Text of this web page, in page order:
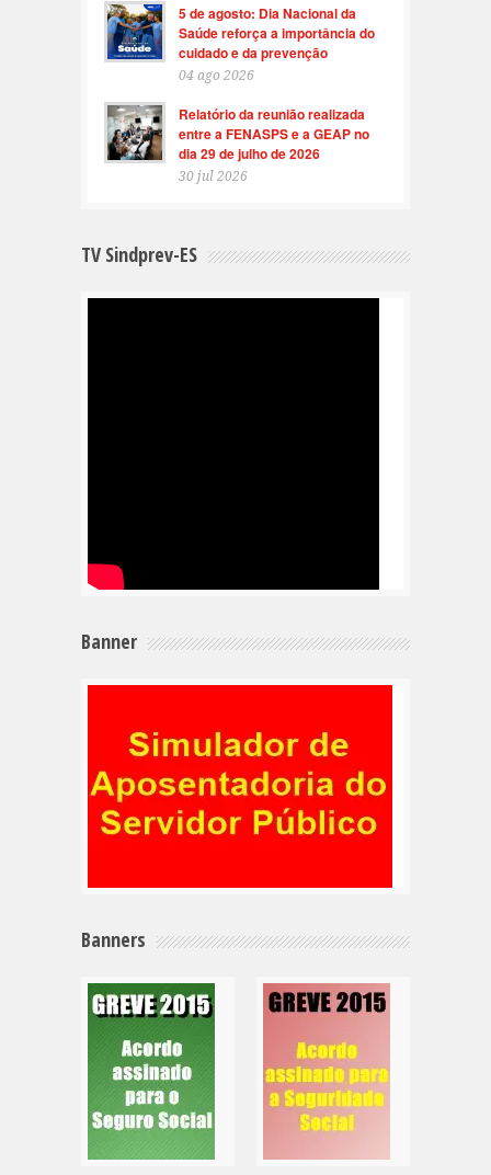
5 de agosto: Dia Nacional da
Saúde reforça a importância do
cuidado e da prevenção
04 ago 2026
Relatório da reunião realizada
entre a FENASPS e a GEAP no
dia 29 de julho de 2026
30 jul 2026
TV Sindprev-ES
Banner
Banners